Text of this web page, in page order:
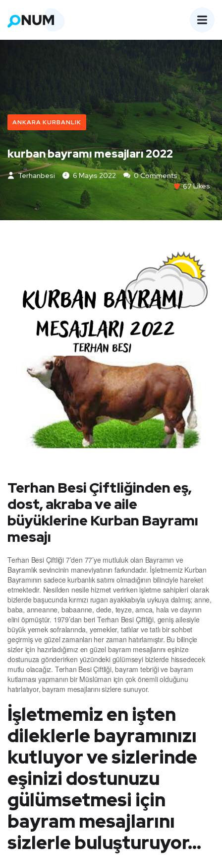
ANKARA KURBANLIK
kurban bayramı mesajları 2022
Terhanbesi 6 Mayıs 2022
0 Comments
67 Likes
Terhan Besi Çiftliğinden eş,
dost, akraba ve aile
büyüklerine Kurban Bayramı
mesajı
Terhan Besi Çiftliği 7’den 77’ye mutluluk olan Bayramın ve
Bayramlık sevincinin maneviyatının farkındadır. İşletmemiz Kurban
Bayramının sadece kurbanlık satımı olmadığının bilinciyle hareket
etmektedir. Nesilden nesile hizmet verirken işletme sahipleri olarak
bizlerde başucunda kırmızı rugan ayakkabıyla uykuya dalmış; anne,
baba, anneanne, babaanne, dede, teyze, amca, hala ve dayının
elini öpmüştür. 1979’dan beri Terhan Besi Çiftliği, geniş ailesiyle
büyük yemek sofralarında, yemekler, tatlılar ve tatlı bir sohbet
geçirmiş ve güzel zamanları her zaman hatırlamıştır. Bu bilinçle
sizler için hazırladığımız en güzel bayram mesajlarını eşinize
dostunuza gönderirken yüzündeki gülümseyi bizlerde hissedecek
mutlu olacağız. Terhan Besi Çiftliği, bayram tebriği ve bayram
kutlaması yapmanın bir Müslüman için çok önemli olduğunu
hatırlatıyor, bayram mesajlarını sizlere sunuyor.
İşletmemiz en işten
dileklerle bayramınızı
kutluyor ve sizlerinde
eşinizi dostunuzu
gülümsetmesi için
bayram mesajlarını
sizlerle buluşturuyor…